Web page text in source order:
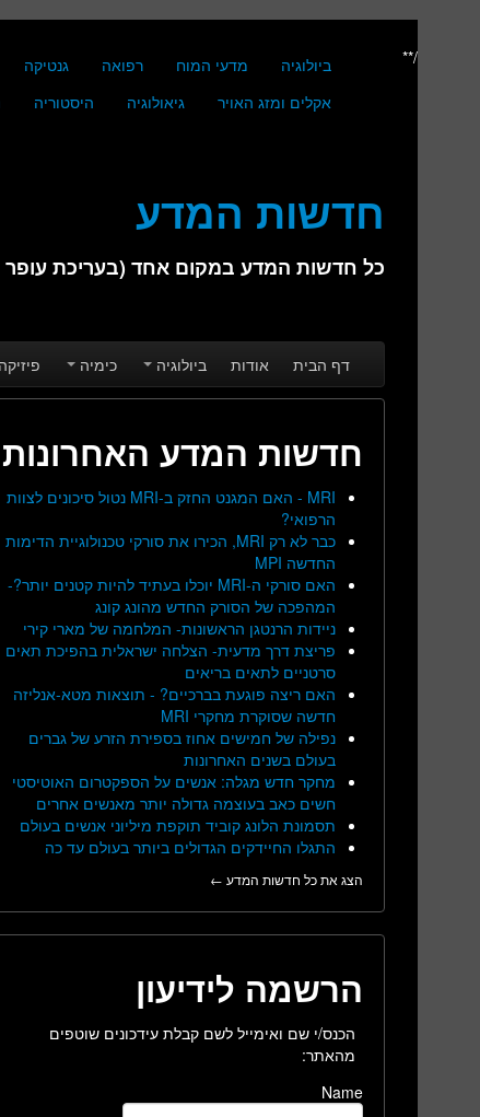
ביולוגיה מדעי המוח רפואה גנטיקה
אקלים ומזג האויר
גיאולוגיה היסטוריה
חדשות המדע
כל חדשות המדע במקום אחד (בעריכת עופר
Main menu
דף הבית אודות ביולוגיה כימיה פיזיקה
חדשות המדע האחרונות
MRI - האם המגנט החזק ב-MRI נטול סיכונים לצוות
הרפואי?
כבר לא רק MRI, הכירו את סורקי טכנולוגיית הדימות
החדשה MPI
האם סורקי ה-MRI יוכלו בעתיד להיות קטנים יותר?-
המהפכה של הסורק החדש מהונג קונג
ניידות הרנטגן הראשונות- המלחמה של מארי קירי
פריצת דרך מדעית- הצלחה ישראלית בהפיכת תאים
סרטניים לתאים בריאים
האם ריצה פוגעת בברכיים? - תוצאות מטא-אנליזה
חדשה שסוקרת מחקרי MRI
נפילה של חמישים אחוז בספירת הזרע של גברים
בעולם בשנים האחרונות
מחקר חדש מגלה: אנשים על הספקטרום האוטיסטי
חשים כאב בעוצמה גדולה יותר מאנשים אחרים
תסמונת הלונג קוביד תוקפת מיליוני אנשים בעולם
התגלו החיידקים הגדולים ביותר בעולם עד כה
הצג את כל חדשות המדע ←
הרשמה לידיעון
הכנס/י שם ואימייל לשם קבלת עידכונים שוטפים
מהאתר:
Name
/**